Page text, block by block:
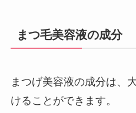
まつ毛美容液の成分
まつげ美容液の成分は、
けることができます。